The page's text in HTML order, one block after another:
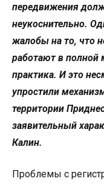
передвижения
неукоснительно.
жалобы на то, что
работают в полной
практика. И это
упростили
территории
заявительный
Калин.
Проблемы с